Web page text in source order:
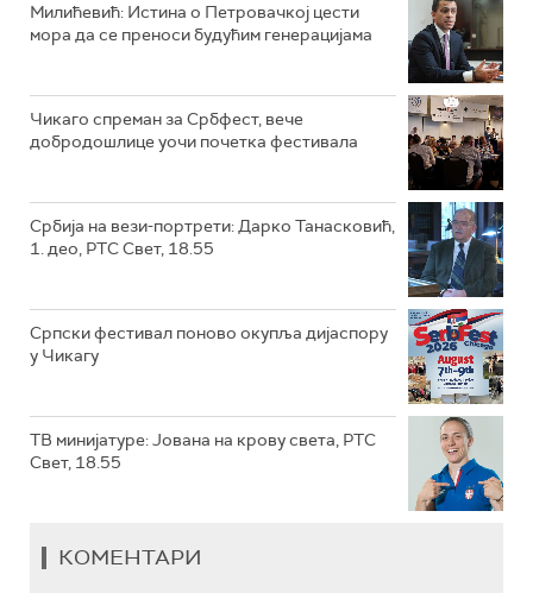
Милићевић: Истина о Петровачкој цести
мора да се преноси будућим генерацијама
Чикаго спреман за Србфест, вече
добродошлице уочи почетка фестивала
Србија на вези-портрети: Дарко Танасковић,
1. део, РТС Свет, 18.55
Српски фестивал поново окупља дијаспору
у Чикагу
ТВ минијатуре: Јована на крову света, РТС
Свет, 18.55
КОМЕНТАРИ